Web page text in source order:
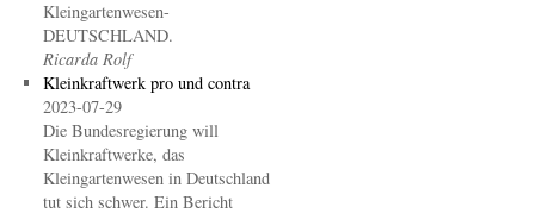
Kleingartenwesen-
DEUTSCHLAND.
Ricarda Rolf
Kleinkraftwerk pro und contra
2023-07-29
Die Bundesregierung will
Kleinkraftwerke, das
Kleingartenwesen in Deutschland
tut sich schwer. Ein Bericht